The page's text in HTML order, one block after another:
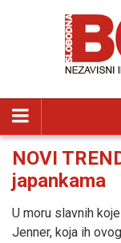
NOVI
japankama
U moru slavnih
Jenner, koja ih